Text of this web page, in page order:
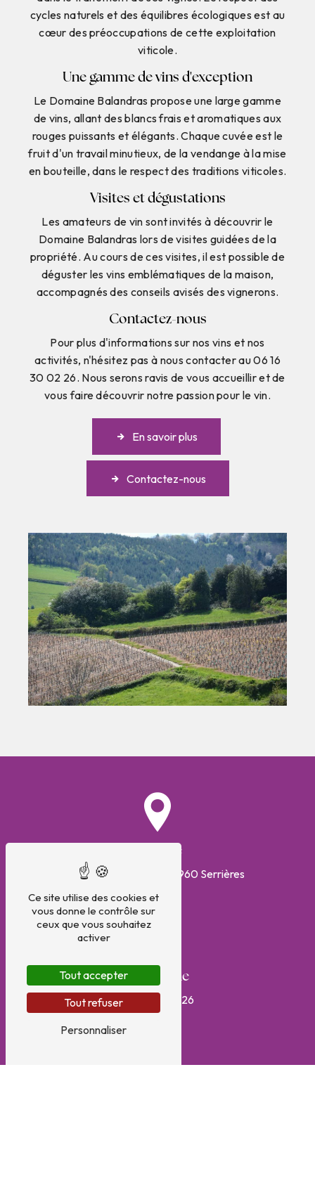
cycles naturels et des équilibres écologiques est au
cœur des préoccupations de cette exploitation
viticole.
Une gamme de vins d'exception
Le Domaine Balandras propose une large gamme
de vins, allant des blancs frais et aromatiques aux
rouges puissants et élégants. Chaque cuvée est le
fruit d'un travail minutieux, de la vendange à la mise
en bouteille, dans le respect des traditions viticoles.
Visites et dégustations
Les amateurs de vin sont invités à découvrir le
Domaine Balandras lors de visites guidées de la
propriété. Au cours de ces visites, il est possible de
déguster les vins emblématiques de la maison,
accompagnés des conseils avisés des vignerons.
Contactez-nous
Pour plus d'informations sur nos vins et nos
activités, n'hésitez pas à nous contacter au 06 16
30 02 26. Nous serons ravis de vous accueillir et de
vous faire découvrir notre passion pour le vin.
En savoir plus
Contactez-nous
Adresse
320 Route du Breuil 71960 Serrières
Téléphone
06 16 30 02 26
Ce site utilise des cookies et
vous donne le contrôle sur
ceux que vous souhaitez
activer
Tout accepter
Tout refuser
Personnaliser